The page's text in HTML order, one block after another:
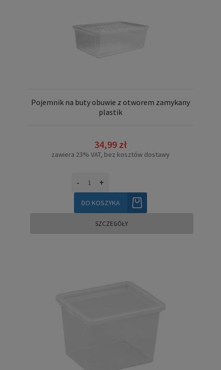
Pojemnik na buty obuwie z otworem zamykany
plastik
34,99 zł
zawiera 23% VAT, bez kosztów dostawy
- +
DO KOSZYKA
SZCZEGÓŁY